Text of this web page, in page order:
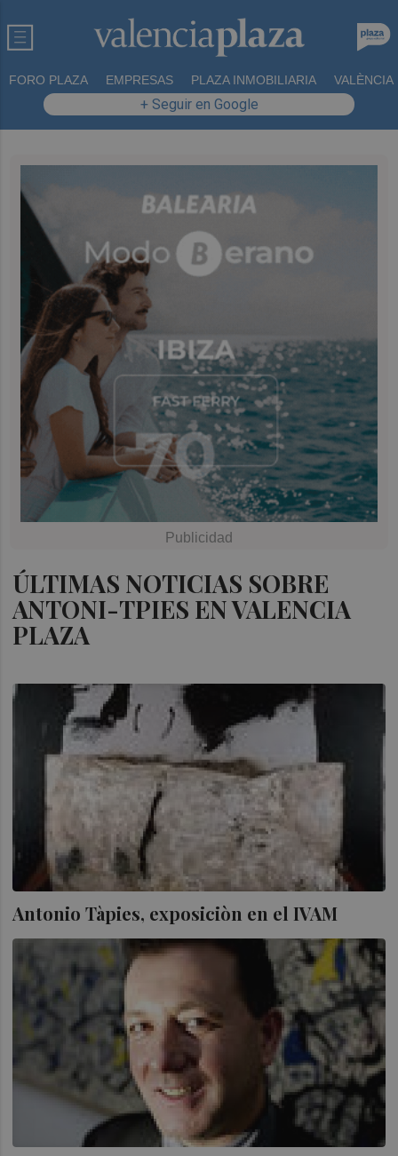
FORO PLAZA EMPRESAS PLAZA INMOBILIARIA VALÈNCIA
+ Seguir en Google
ÚLTIMAS NOTICIAS SOBRE
ANTONI-TPIES EN VALENCIA
PLAZA
Antonio Tàpies, exposiciòn en el IVAM